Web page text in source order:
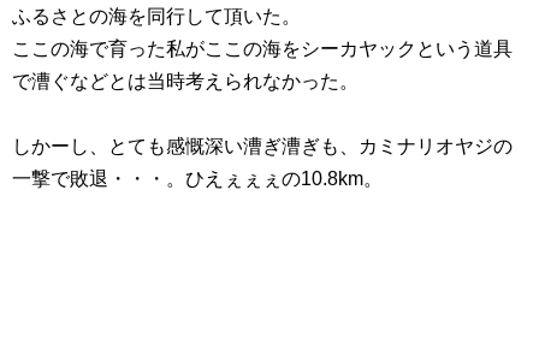
ふるさとの海を同行して頂いた。
ここの海で育った私がここの海をシーカヤックという道具
で漕ぐなどとは当時考えられなかった。
しかーし、とても感慨深い漕ぎ漕ぎも、カミナリオヤジの
一撃で敗退・・・。ひえぇぇぇの10.8km。